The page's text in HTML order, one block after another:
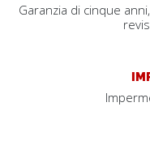
Garanzia di cinque